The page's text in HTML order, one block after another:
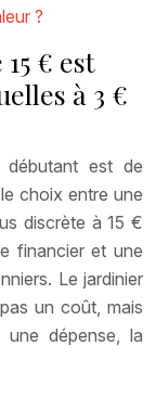
?
€ est
à 3 €
débutant est de
choix entre une
discrète à 15 €
financier et une
Le jardinier
un coût, mais
une dépense, la